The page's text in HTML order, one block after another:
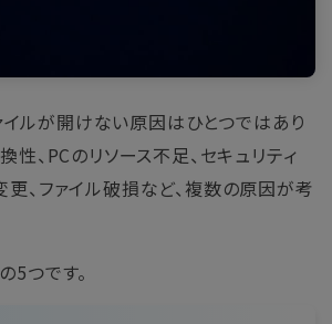
ルが開けない原因はひとつではあり
性、PCのリソース不足、セキュリティ
、ファイル破損など、複数の原因が考
5つです。